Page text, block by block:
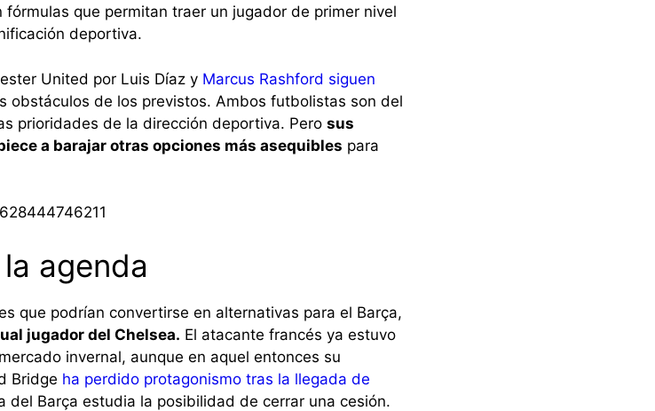
que permitan traer un jugador de primer nivel
deportiva.
United por Luis Díaz y Marcus Rashford siguen
obstáculos de los previstos. Ambos futbolistas son del
prioridades de la dirección deportiva. Pero sus
a barajar otras opciones más asequibles para
agenda
que podrían convertirse en alternativas para el Barça,
jugador del Chelsea. El atacante francés ya estuvo
invernal, aunque en aquel entonces su
Bridge ha perdido protagonismo tras la llegada de
del Barça estudia la posibilidad de cerrar una cesión.